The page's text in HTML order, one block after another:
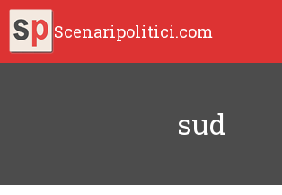
Scenaripolitici.com
sud